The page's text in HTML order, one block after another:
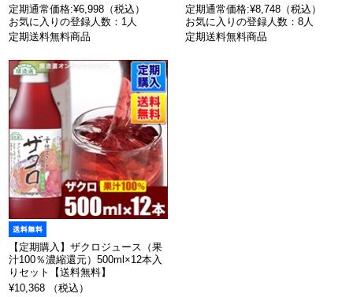
定期通常価格:¥6,998（税込）
お気に入りの登録人数：1人
定期送料無料商品
定期通常価格:¥8,748（税込）
お気に入りの登録人数：8人
定期送料無料商品
【定期購入】ザクロジュース（果
汁100％濃縮還元）500ml×12本入
りセット【送料無料】
¥10,368 （税込）